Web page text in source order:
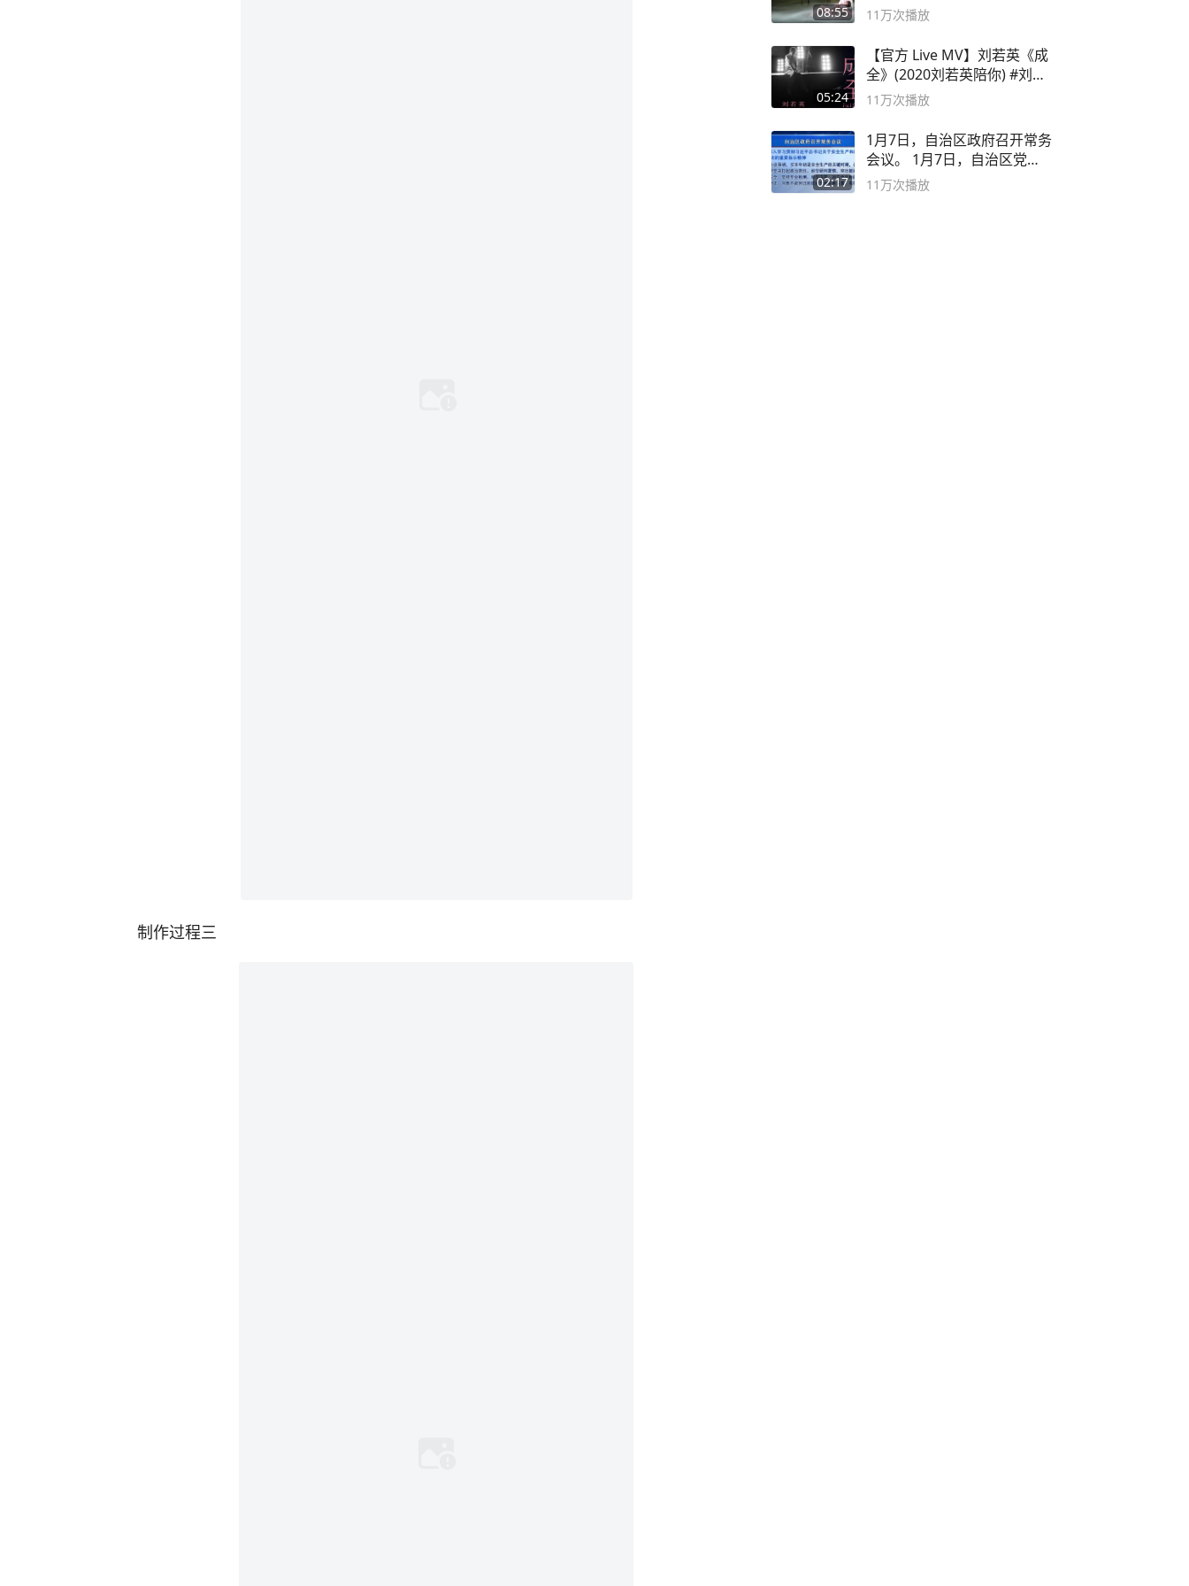
制作过程三
08:55 11万次播放
05:24
【官方 Live MV】刘若英《成
全》(2020刘若英陪你) #刘若
英 #成全
11万次播放
02:17
1月7日，自治区政府召开常务
会议。 1月7日，自治区党委
副书记
11万次播放